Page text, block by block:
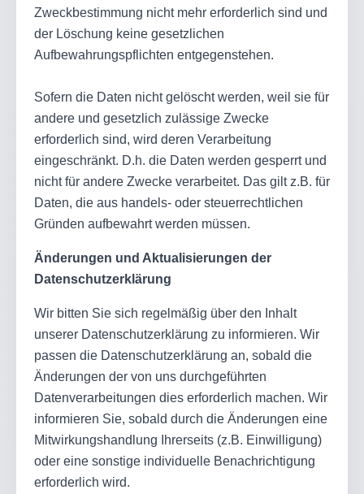
Zweckbestimmung nicht mehr erforderlich sind und
der Löschung keine gesetzlichen
Aufbewahrungspflichten entgegenstehen.
Sofern die Daten nicht gelöscht werden, weil sie für
andere und gesetzlich zulässige Zwecke
erforderlich sind, wird deren Verarbeitung
eingeschränkt. D.h. die Daten werden gesperrt und
nicht für andere Zwecke verarbeitet. Das gilt z.B. für
Daten, die aus handels- oder steuerrechtlichen
Gründen aufbewahrt werden müssen.
Änderungen und Aktualisierungen der
Datenschutzerklärung
Wir bitten Sie sich regelmäßig über den Inhalt
unserer Datenschutzerklärung zu informieren. Wir
passen die Datenschutzerklärung an, sobald die
Änderungen der von uns durchgeführten
Datenverarbeitungen dies erforderlich machen. Wir
informieren Sie, sobald durch die Änderungen eine
Mitwirkungshandlung Ihrerseits (z.B. Einwilligung)
oder eine sonstige individuelle Benachrichtigung
erforderlich wird.